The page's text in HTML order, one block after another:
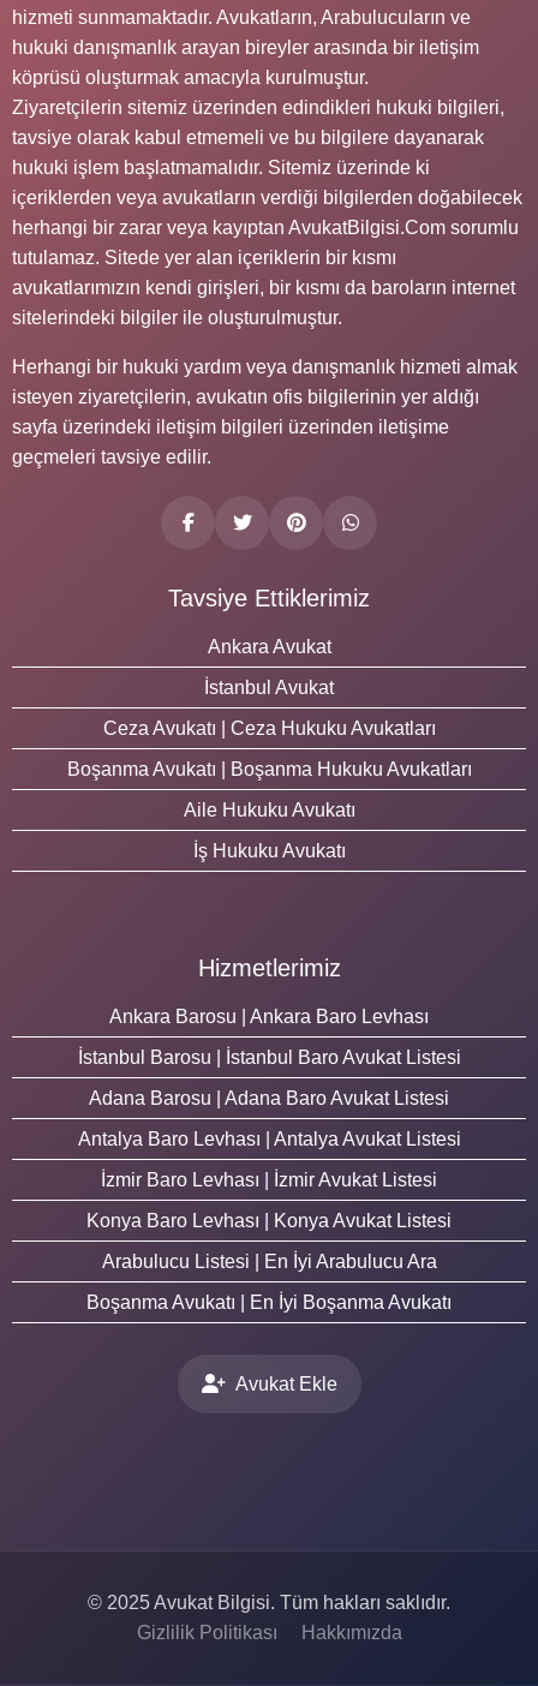
hizmeti sunmamaktadır. Avukatların, Arabulucuların ve
hukuki danışmanlık arayan bireyler arasında bir iletişim
köprüsü oluşturmak amacıyla kurulmuştur.
Ziyaretçilerin sitemiz üzerinden edindikleri hukuki bilgileri,
tavsiye olarak kabul etmemeli ve bu bilgilere dayanarak
hukuki işlem başlatmamalıdır. Sitemiz üzerinde ki
içeriklerden veya avukatların verdiği bilgilerden doğabilecek
herhangi bir zarar veya kayıptan AvukatBilgisi.Com sorumlu
tutulamaz. Sitede yer alan içeriklerin bir kısmı
avukatlarımızın kendi girişleri, bir kısmı da baroların internet
sitelerindeki bilgiler ile oluşturulmuştur.
Herhangi bir hukuki yardım veya danışmanlık hizmeti almak
isteyen ziyaretçilerin, avukatın ofis bilgilerinin yer aldığı
sayfa üzerindeki iletişim bilgileri üzerinden iletişime
geçmeleri tavsiye edilir.
Tavsiye Ettiklerimiz
Ankara Avukat
İstanbul Avukat
Ceza Avukatı | Ceza Hukuku Avukatları
Boşanma Avukatı | Boşanma Hukuku Avukatları
Aile Hukuku Avukatı
İş Hukuku Avukatı
Hizmetlerimiz
Ankara Barosu | Ankara Baro Levhası
İstanbul Barosu | İstanbul Baro Avukat Listesi
Adana Barosu | Adana Baro Avukat Listesi
Antalya Baro Levhası | Antalya Avukat Listesi
İzmir Baro Levhası | İzmir Avukat Listesi
Konya Baro Levhası | Konya Avukat Listesi
Arabulucu Listesi | En İyi Arabulucu Ara
Boşanma Avukatı | En İyi Boşanma Avukatı
Avukat Ekle
© 2025 Avukat Bilgisi. Tüm hakları saklıdır.
Gizlilik Politikası
Hakkımızda